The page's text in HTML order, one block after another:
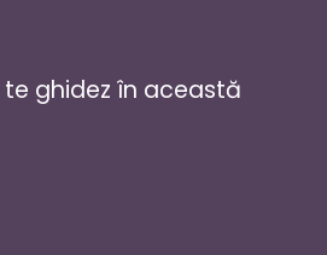
ghidez în această